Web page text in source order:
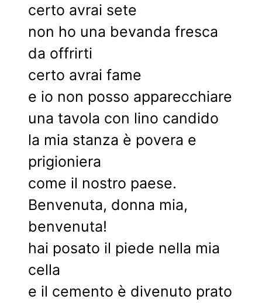
certo avrai sete
non ho una bevanda fresca
da offrirti
certo avrai fame
e io non posso apparecchiare
una tavola con lino candido
la mia stanza è povera e
prigioniera
come il nostro paese.
Benvenuta, donna mia,
benvenuta!
hai posato il piede nella mia
cella
e il cemento è divenuto prato